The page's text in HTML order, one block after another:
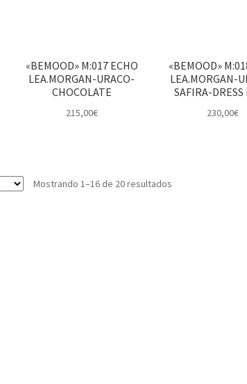
«BEMOOD» M:017 ECHO
LEA.MORGAN-URACO-
CHOCOLATE
215,00€
«BEMOOD»
LEA.MORGAN-
SAFIRA-DRESS
230,00€
Mostrando 1–16 de 20 resultados